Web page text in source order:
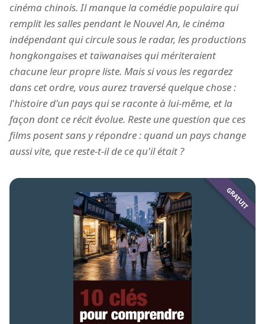
cinéma chinois. Il manque la comédie populaire qui
remplit les salles pendant le Nouvel An, le cinéma
indépendant qui circule sous le radar, les productions
hongkongaises et taïwanaises qui mériteraient
chacune leur propre liste. Mais si vous les regardez
dans cet ordre, vous aurez traversé quelque chose :
l'histoire d'un pays qui se raconte à lui-même, et la
façon dont ce récit évolue. Reste une question que ces
films posent sans y répondre : quand un pays change
aussi vite, que reste-t-il de ce qu'il était ?